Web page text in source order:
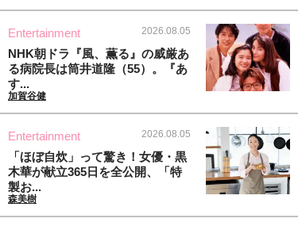
Entertainment 2026.08.05
NHK朝ドラ『風、薫る』の威厳あ
る病院長は筒井道隆（55）。『あ
す...
加賀谷健
Entertainment 2026.08.05
「ほぼ自炊」って驚き！女優・黒
木華が献立365日を全公開、「特
製お...
森美樹